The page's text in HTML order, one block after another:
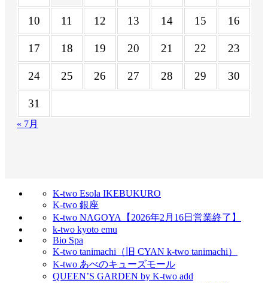
10 11 12 13 14 15 16
17 18 19 20 21 22 23
24 25 26 27 28 29 30
31
« 7月
K-two Esola IKEBUKURO
K-two 銀座
K-two NAGOYA【2026年2月16日営業終了】
k-two kyoto emu
Bio Spa
K-two tanimachi（旧 CYAN k-two tanimachi）
K-two あべのキューズモール
QUEEN’S GARDEN by K-two add